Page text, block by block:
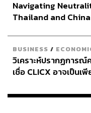
ชา
Navigating
Thailand and
BUSINESS /
วิเคราะห์ปรากฏการ
เชื่อ CLICX อาจเป็นเ
เรือนไทยที่ถูกซุกไว้